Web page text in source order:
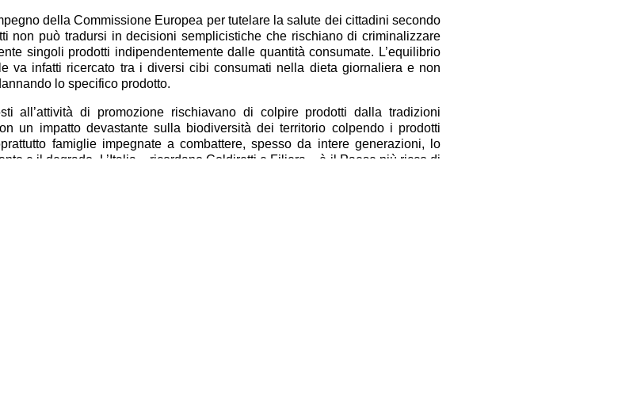
della Commissione Europea per tutelare la salute dei cittadini secondo
non può tradursi in decisioni semplicistiche che rischiano di criminalizzare
singoli prodotti indipendentemente dalle quantità consumate. L’equilibrio
va infatti ricercato tra i diversi cibi consumati nella dieta giornaliera e non
lo specifico prodotto.
all’attività di promozione rischiavano di colpire prodotti dalla tradizioni
un impatto devastante sulla biodiversità dei territorio colpendo i prodotti
famiglie impegnate a combattere, spesso da intere generazioni, lo
e il degrado. L’Italia – ricordano Coldiretti e Filiera – è il Paese più ricco di